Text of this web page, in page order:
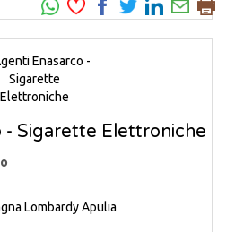
- Sigarette Elettroniche
LombardyApulia